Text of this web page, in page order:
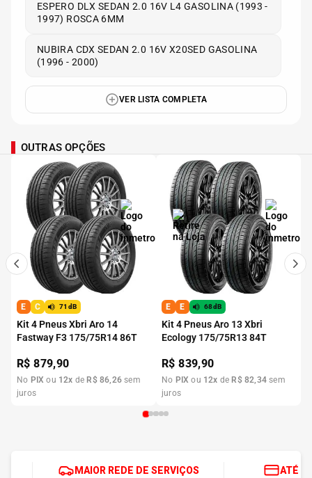
ESPERO DLX SEDAN 2.0 16V L4 GASOLINA (1993 -
1997) ROSCA 6MM
NUBIRA CDX SEDAN 2.0 16V X20SED GASOLINA
(1996 - 2000)
VER LISTA COMPLETA
OUTRAS OPÇÕES
E C 71dB
Kit 4 Pneus Xbri Aro 14
Fastway F3 175/75R14 86T
R$879,90
No PIX ou 12x de R$ 86,26 sem
juros
E E 68dB
Kit 4 Pneus Aro 13 Xbri
Ecology 175/75R13 84T
R$839,90
No PIX ou 12x de R$ 82,34 sem
juros
MAIOR REDE DE SERVIÇOS ATÉ